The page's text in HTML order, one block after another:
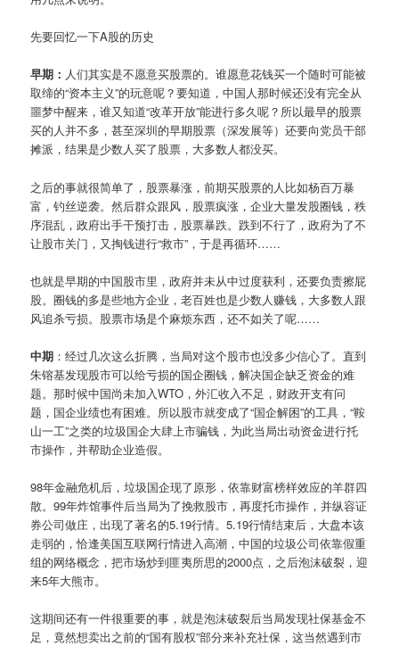
先要回忆一下A股的历史
早期： 人们其实是不愿意买股票的。谁愿意花钱买一个随时可能被
取缔的“资本主义”的玩意呢？要知道，中国人那时候还没有完全从
噩梦中醒来，谁又知道“改革开放”能进行多久呢？所以最早的股票
买的人并不多，甚至深圳的早期股票（深发展等）还要向党员干部
摊派，结果是少数人买了股票，大多数人都没买。
之后的事就很简单了，股票暴涨，前期买股票的人比如杨百万暴
富，钓丝逆袭。然后群众跟风，股票疯涨，企业大量发股圈钱，秩
序混乱，政府出手干预打击，股票暴跌。跌到不行了，政府为了不
让股市关门，又掏钱进行“救市”，于是再循环……
也就是早期的中国股市里，政府并未从中过度获利，还要负责擦屁
股。圈钱的多是些地方企业，老百姓也是少数人赚钱，大多数人跟
风追杀亏损。股票市场是个麻烦东西，还不如关了呢……
中期 ：经过几次这么折腾，当局对这个股市也没多少信心了。直到
朱镕基发现股市可以给亏损的国企圈钱，解决国企缺乏资金的难
题。那时候中国尚未加入WTO，外汇收入不足，财政开支有问
题，国企业绩也有困难。所以股市就变成了“国企解困”的工具，“鞍
山一工”之类的垃圾国企大肆上市骗钱，为此当局出动资金进行托
市操作，并帮助企业造假。
98年金融危机后，垃圾国企现了原形，依靠财富榜样效应的羊群四
散。99年炸馆事件后当局为了挽救股市，再度托市操作，并纵容证
券公司做庄，出现了著名的5.19行情。5.19行情结束后，大盘本该
走弱的，恰逢美国互联网行情进入高潮，中国的垃圾公司依靠假重
组的网络概念，把市场炒到匪夷所思的2000点，之后泡沫破裂，迎
来5年大熊市。
这期间还有一件很重要的事，就是泡沫破裂后当局发现社保基金不
足，竟然想卖出之前的“国有股权”部分来补充社保，这当然遇到市